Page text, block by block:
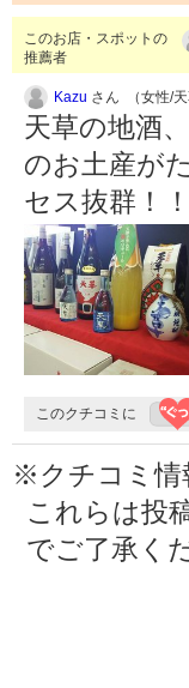
このお店・スポットの
推薦者
Kazu さん （女性/天
天草の地酒
のお土産が
セス抜群！！
このクチコミに
※クチコミ情
これらは投
でご了承く